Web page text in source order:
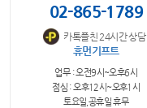
02-865-1789
카톡플친 24시간 상담
휴먼기프트
업무 : 오전9시~오후6시
점심 : 오후12시~오후1시
토요일,공휴일 휴무